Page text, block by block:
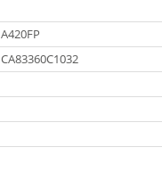
A420FP
CA83360C1032